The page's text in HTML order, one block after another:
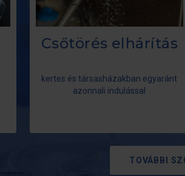
Csőtörés elhárítás
kertes és társasházakban egyaránt
azonnali indulással
TOVÁBBI